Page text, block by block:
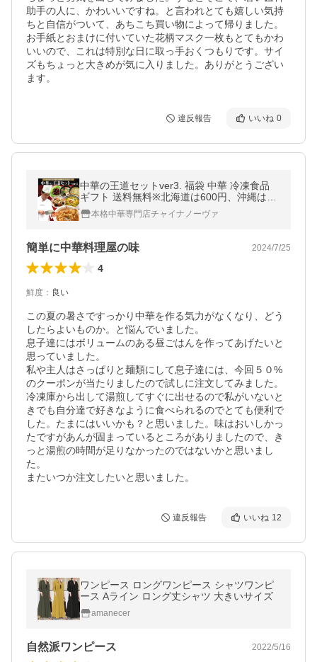
助手の人に、かわいいですね。と言われとても嬉しい気持
ちと自信がついて、あちこち買い物によって帰りました。
お手紙とおまけに付いていた花柄マスク一枚もとてもかわ
いいので、これは特別な日に取っ手おくつもりです。サイ
ズもちょっと大きめが気に入りました。ありがとうござい
ます。
違反報告 いいね 0
中華の王道セットver3. 福袋 中華 冷凍食品
ギフト 送料無料※北海道は600円、沖縄は10
00円は別途送料必要
本格中華専門店チャイナノーヴァ
簡単に中華料理屋の味 2024/7/25
4
鮮度 ： 良い
この夏の暑さですっかり中華を作る気力がなくなり、どう
したらよいものか。と悩んでいました。
息子達にはボリュームのある昼ごはんを作ってあげたいと
思っていました。
私や主人はさっぱりと麺類にして息子達には、今回５０%
のクーポンが当たりましたので試しに注文してみました。
冷凍庫から出して湯煎してすぐに出せるので私がいないと
きでも自分達で好きなように食べられるのでとても便利で
した。たまにはいいかも？と思いました。味はおいしかっ
たですがあんが固まっているところがありましたので、き
っと湯煎の時間が足りなかったのではないかと思いまし
た。
またいつか注文したいと思いました。
違反報告 いいね 12
ワンピース ロングワンピース シャツワンピ
ース Aライン ロング丈シャツ 大きいサイズ
amanecer
自然派ワンピース 2022/5/16